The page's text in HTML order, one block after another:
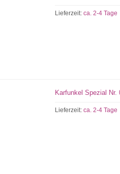
Lieferzeit:ca. 2-4 Tage
Karfunkel Spezial Nr.
Lieferzeit:ca. 2-4 Tage